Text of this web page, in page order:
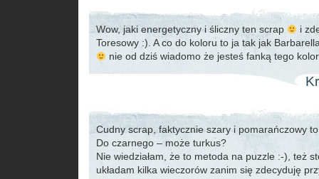
Wow, jaki energetyczny i śliczny ten scrap
i
Toresowy :). A co do koloru to ja tak jak
nie od dziś wiadomo że jesteś fanką tego
Cudny scrap, faktycznie szary i pomarańczowy
Do czarnego – może turkus?
Nie wiedziałam, że to metoda na puzzle :-), też
układam kilka wieczorów zanim się zdecyduję